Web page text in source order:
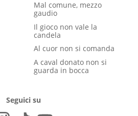
Mal comune, mezzo
gaudio
Il gioco non vale la
candela
Al cuor non si comanda
A caval donato non si
guarda in bocca
Seguici su